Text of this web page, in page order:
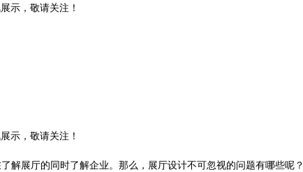
示，敬请关注！
示，敬请关注！
展厅的同时了解企业。那么，展厅设计不可忽视的问题有哪些呢？